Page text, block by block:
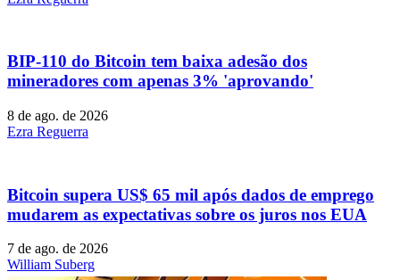
BIP-110 do Bitcoin tem baixa adesão dos
mineradores com apenas 3% 'aprovando'
8 de ago. de 2026
Ezra Reguerra
Bitcoin supera US$ 65 mil após dados de emprego
mudarem as expectativas sobre os juros nos EUA
7 de ago. de 2026
William Suberg